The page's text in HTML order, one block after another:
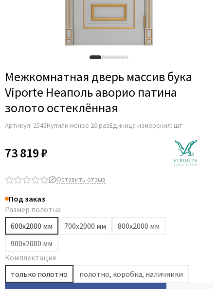
Alvero
Archie
Armadillo
Aurum Doors
Belwooddoors
Brandoors
Bussare
Comit
Covali
Dircode
Eclisse
El Porta
Fantom
Межкомнатная дверь массив бука
Viporte Неаполь аворио патина
золото остеклённая
Артикул: 2545Купили менее 20 разЕдиница измерения: шт
73 819 ₽
Оставить отзыв
Под заказ
Размер полотна
600х2000 мм
700х2000 мм
800х2000 мм
900х2000 мм
Комплектация
только полотно
полотно, коробка, наличники